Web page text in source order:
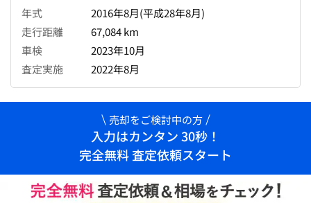
年式
2016年8月(平成28年8月)
走行距離
67,084 km
車検
2023年10月
査定実施
2022年8月
売却をご検討中の方
入力はカンタン 30秒！
完全無料 査定依頼スタート